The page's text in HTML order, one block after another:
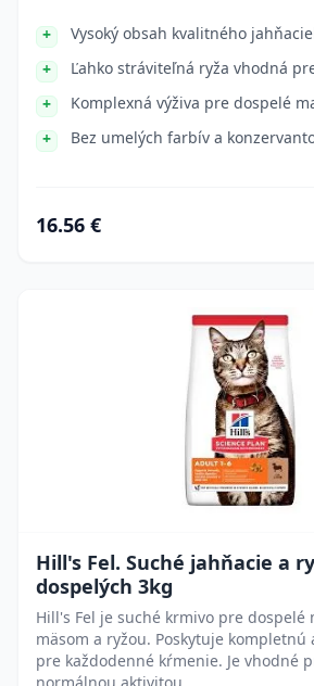
Vysoký obsah kvalitného
Ľahko stráviteľná ryža vhodná
Komplexná výživa pre dospelé
Bez umelých farbív a
16.56 €
Hill's Fel. Suché jahňacie a
dospelých 3kg
Hill's Fel je suché krmivo pre dospelé
mäsom a ryžou. Poskytuje kompletnú
pre každodenné kŕmenie. Je vhodné